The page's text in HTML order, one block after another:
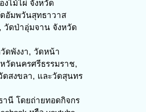
งไม้ไผ่ จังหวัด
อัมพวันสุทธาวาส
วัดป่าอุ่มจาน จังหวัด
ดพังงา, วัดหน้า
วัดนครศรีธรรมราช,
สงขลา, และวัดสุนทร
านี โดยถ่ายทอดกิจกร